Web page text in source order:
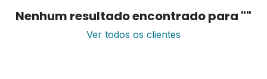
Nenhum resultado encontrado para ""
Ver todos os clientes